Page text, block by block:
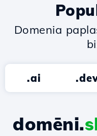
Domenia
.ai
domēni.